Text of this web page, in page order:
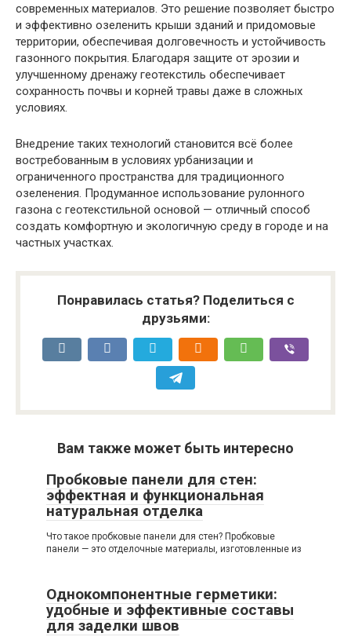
современных материалов. Это решение позволяет быстро
и эффективно озеленить крыши зданий и придомовые
территории, обеспечивая долговечность и устойчивость
газонного покрытия. Благодаря защите от эрозии и
улучшенному дренажу геотекстиль обеспечивает
сохранность почвы и корней травы даже в сложных
условиях.
Внедрение таких технологий становится всё более
востребованным в условиях урбанизации и
ограниченного пространства для традиционного
озеленения. Продуманное использование рулонного
газона с геотекстильной основой — отличный способ
создать комфортную и экологичную среду в городе и на
частных участках.
Понравилась статья? Поделиться с
друзьями:
Вам также может быть интересно
Пробковые панели для стен:
эффектная и функциональная
натуральная отделка
Что такое пробковые панели для стен? Пробковые
панели — это отделочные материалы, изготовленные из
Однокомпонентные герметики:
удобные и эффективные составы
для заделки швов